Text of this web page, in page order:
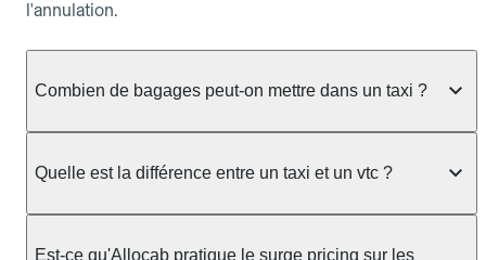
l'annulation.
Combien de bagages peut-on mettre dans un taxi ?
taxi berline accueille en général jusqu'à 3 bagages
ou nombreux, précisez-le dans le champ "Message
au chauffeur" lors de la réservation. Le prix n'est
Quelle est la différence entre un taxi et un vtc ?
prendre en charge directement dans la rue, à une
Est-ce qu'Allocab pratique le surge pricing sur les